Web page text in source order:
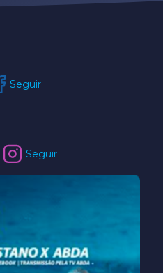
Seguir
Seguir